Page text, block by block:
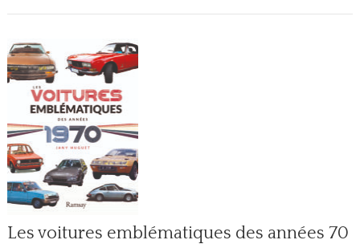
Les voitures emblématiques des années 70